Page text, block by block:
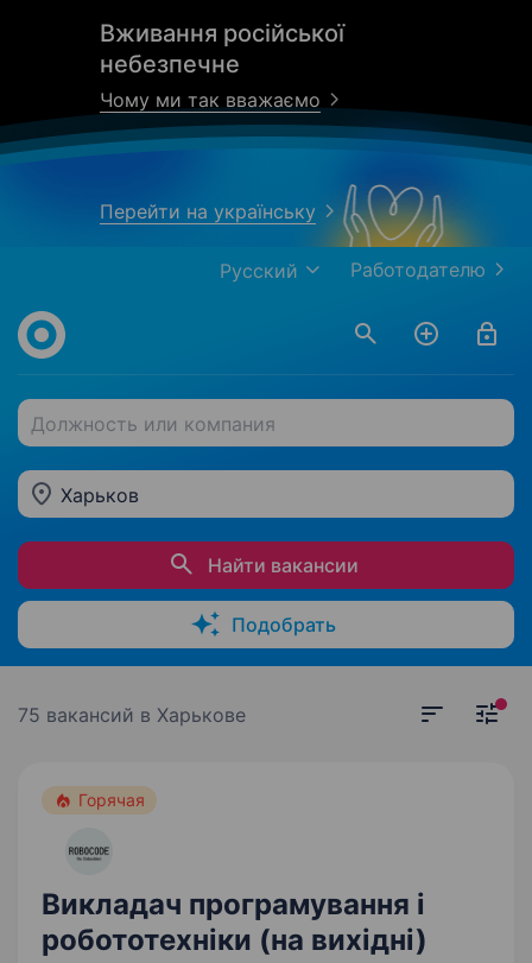
Вживання російської
небезпечне
Чому ми так вважаємо
Перейти на українську
Работодателю
Русский
Должность или компания
Харьков
Найти вакансии
Подобрать
75 вакансий в Харькове
Горячая
Викладач програмування і
робототехніки (на вихідні)